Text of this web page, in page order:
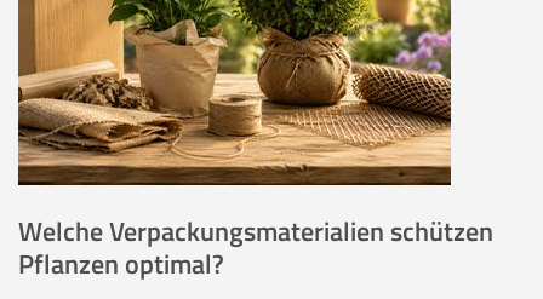
Welche Verpackungsmaterialien schützen
Pflanzen optimal?